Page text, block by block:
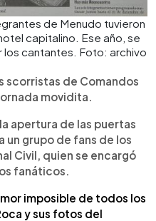
de Menudo tuvieron
capitalino. Ese año, se
cantantes. Foto: archivo
scorristas de Comandos
movidita.
apertura de las puertas
un grupo de fans de los
Civil, quien se encargó
fanáticos.
imposible de todos los
y sus fotos del